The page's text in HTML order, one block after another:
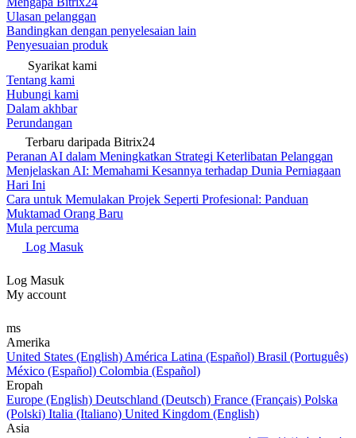
Ulasan pelanggan
Bandingkan dengan penyelesaian lain
Penyesuaian produk
Syarikat kami
Tentang kami
Hubungi kami
Dalam akhbar
Perundangan
Terbaru daripada Bitrix24
Peranan AI dalam Meningkatkan Strategi Keterlibatan Pelanggan
Menjelaskan AI: Memahami Kesannya terhadap Dunia Perniagaan
Hari Ini
Cara untuk Memulakan Projek Seperti Profesional: Panduan
Muktamad Orang Baru
Mula percuma
Log Masuk
Log Masuk
My account
ms
Amerika
United States (English) América Latina (Español) Brasil (Português)
México (Español) Colombia (Español)
Eropah
Europe (English) Deutschland (Deutsch) France (Français) Polska
(Polski) Italia (Italiano) United Kingdom (English)
Asia